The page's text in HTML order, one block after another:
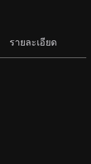
รายละเอียด